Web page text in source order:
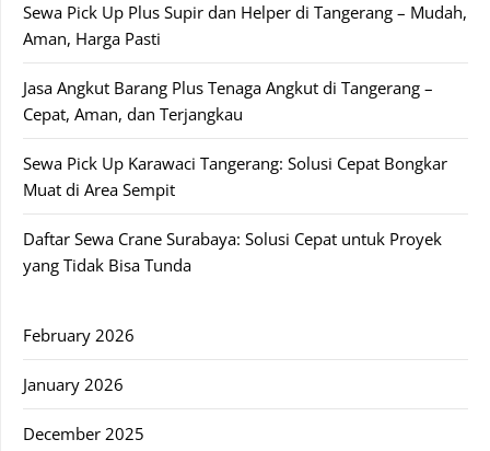
Sewa Pick Up Plus Supir dan Helper di Tangerang – Mudah,
Aman, Harga Pasti
Jasa Angkut Barang Plus Tenaga Angkut di Tangerang –
Cepat, Aman, dan Terjangkau
Sewa Pick Up Karawaci Tangerang: Solusi Cepat Bongkar
Muat di Area Sempit
Daftar Sewa Crane Surabaya: Solusi Cepat untuk Proyek
yang Tidak Bisa Tunda
February 2026
January 2026
December 2025